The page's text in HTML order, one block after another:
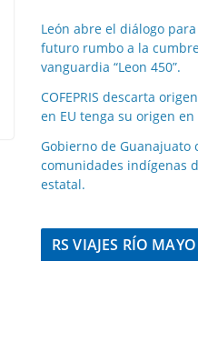
León abre el diálogo
futuro rumbo a la
vanguardia “Leon 450”.
COFEPRIS descarta
en EU tenga su origen
Gobierno de Guanajuato
comunidades indígenas
estatal.
RS VIAJES RÍO MAYO